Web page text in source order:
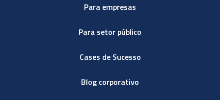
Para empresas
Para setor público
Cases de Sucesso
Blog corporativo